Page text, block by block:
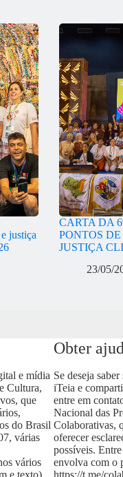
justiça
CARTA DA
PONTOS
JUSTIÇA
23/05/
e mídia
Cultura,
que
do Brasil
várias
vários
Obter
Se deseja
iTeia e
entre em
Nacional das
Colaborativas,
oferecer
possíveis.
envolva com o